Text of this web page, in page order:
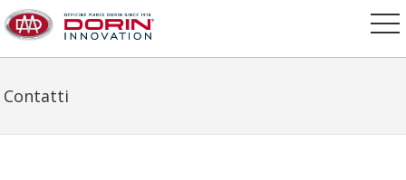
Contatti